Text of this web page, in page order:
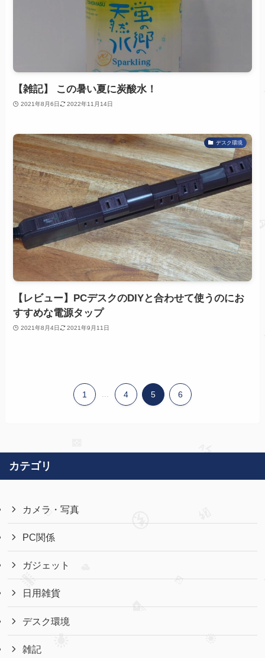
【雑記】 この暑い夏に炭酸水！
2021年8月6日 2022年11月14日
デスク環境
【レビュー】PCデスクのDIYと合わせて使うのにお
すすめな電源タップ
2021年8月4日 2021年9月11日
1 ... 4 5 6
カテゴリ
カメラ・写真
PC関係
ガジェット
日用雑貨
デスク環境
雑記